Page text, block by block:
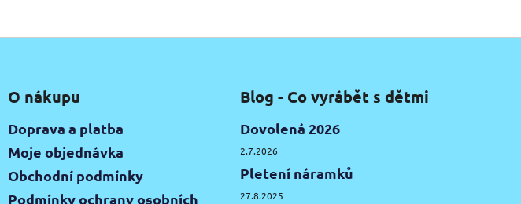
O nákupu
Doprava a platba
Moje objednávka
Obchodní podmínky
Podmínky ochrany osobních
Blog - Co vyrábět s dětmi
Dovolená 2026
2.7.2026
Pletení náramků
27.8.2025